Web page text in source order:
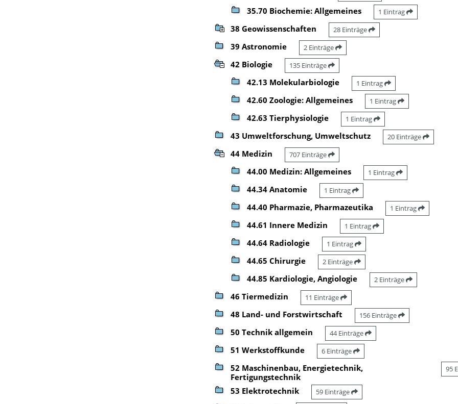
35.70 Biochemie: Allgemeines 1 Eintrag
38 Geowissenschaften 28 Einträge
39 Astronomie 2 Einträge
42 Biologie 135 Einträge
42.13 Molekularbiologie 1 Eintrag
42.60 Zoologie: Allgemeines 1 Eintrag
42.63 Tierphysiologie 1 Eintrag
43 Umweltforschung, Umweltschutz 20 Einträge
44 Medizin 707 Einträge
44.00 Medizin: Allgemeines 1 Eintrag
44.34 Anatomie 1 Eintrag
44.40 Pharmazie, Pharmazeutika 1 Eintrag
44.61 Innere Medizin 1 Eintrag
44.64 Radiologie 1 Eintrag
44.65 Chirurgie 2 Einträge
44.85 Kardiologie, Angiologie 2 Einträge
46 Tiermedizin 11 Einträge
48 Land- und Forstwirtschaft 156 Einträge
50 Technik allgemein 44 Einträge
51 Werkstoffkunde 6 Einträge
52 Maschinenbau, Energietechnik,
Fertigungstechnik
95
53 Elektrotechnik 59 Einträge